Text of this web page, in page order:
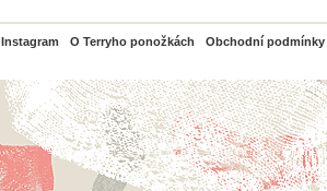
Instagram O Terryho ponožkách Obchodní podmínky
PayPal